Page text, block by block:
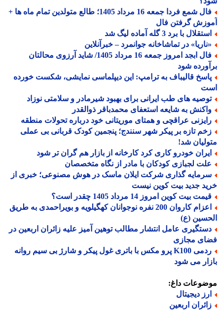
فال شمع فردا جمعه 16 مرداد 1405؛ طالع متولدین تمام ماه ها +
گرفتن فال
با برد 3 گله آماده لیگ شد
در تماشاخانه جوانمرد – خبرآنلاین
فال ابجد امروز جمعه 16 مرداد 1405/ شاید آرزوی محالتان
شود
قالیباف به ترامپ: این دیپلماسی نمایشی، شکست خورده
های طب ایرانی برای بهبود شیرمادر و سلامتی نوزاد
به شایعه استعفای محمدباقر ذوالقدر
عراقچی و همتای موریتانی خود درباره تحولات منطقه
تازه بر پیکر شهر سنندج؛ پنجمین کودک قربانی بی عملی
شد!
خودرو کاری کرد کارخانه از بازار هم گران تر شود
لجبازی کودکان با مادر از نگاه متخصصان
گذاری شرکت ایلان ماسک در هوش مصنوعی؛ خبری از
جدید بیت کوین نیست
بیت کوین امروز 14 مرداد 1405 چقدر است؟
اعزام کاروان 200 نفره نوجوانان کهگیلویه و بویراحمدی به طریق
(ع)
عامل انتشار مطالب توهین آمیز علیه زائران اربعین در
مجازی
ردمی K100 پرو مکس با باتری غول پیکر و شارژ بی سیم روانه
می شود
داغ:
دیجیتال
اربعین